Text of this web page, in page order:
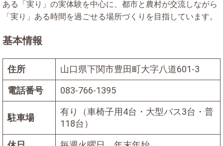
ある「実り」の実体験を中心に、都市と農村が交流しながら
「実り」ある時間を過ごせる場所づくりを目指しています。
基本情報
住所 山口県下関市豊田町大字八道601-3
電話番号 083-766-1395
駐車場
有り（車椅子用4台・大型バス3台・普
118台）